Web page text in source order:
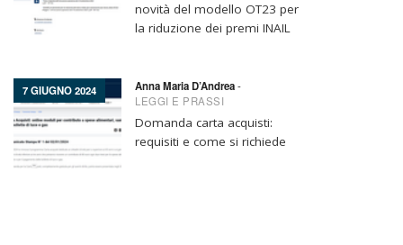
novità del modello OT23 per
la riduzione dei premi INAIL
7 GIUGNO 2024 Anna Maria D’Andrea-
LEGGI E PRASSI
Domanda carta acquisti:
requisiti e come si richiede